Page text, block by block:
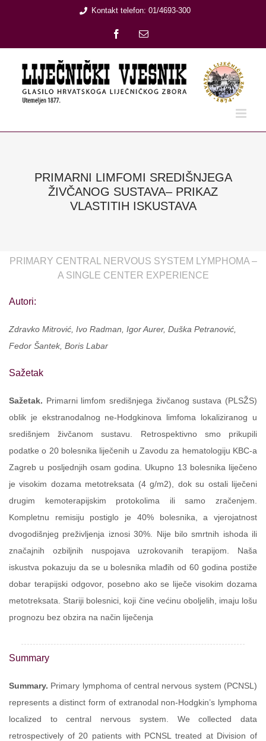
Kontakt telefon: 01/4693-300
FacebookEmail:
PRIMARNI LIMFOMI SREDIŠNJEGA
ŽIVČANOG SUSTAVA– PRIKAZ
VLASTITIH ISKUSTAVA
PRIMARY CENTRAL NERVOUS SYSTEM LYMPHOMA –
A SINGLE CENTER EXPERIENCE
Autori:
Zdravko Mitrović, Ivo Radman, Igor Aurer, Duška Petranović,
Fedor Šantek, Boris Labar
Sažetak
Sažetak. Primarni limfom središnjega živčanog sustava (PLSŽS)
oblik je ekstranodalnog ne-Hodgkinova limfoma lokaliziranog u
središnjem živčanom sustavu. Retrospektivno smo prikupili
podatke o 20 bolesnika liječenih u Zavodu za hematologiju KBC-a
Zagreb u posljednjih osam godina. Ukupno 13 bolesnika liječeno
je visokim dozama metotreksata (4 g/m2), dok su ostali liječeni
drugim kemoterapijskim protokolima ili samo zračenjem.
Kompletnu remisiju postiglo je 40% bolesnika, a vjerojatnost
dvogodišnjeg preživljenja iznosi 30%. Nije bilo smrtnih ishoda ili
značajnih ozbiljnih nuspojava uzrokovanih terapijom. Naša
iskustva pokazuju da se u bolesnika mlađih od 60 godina postiže
dobar terapijski odgovor, posebno ako se liječe visokim dozama
metotreksata. Stariji bolesnici, koji čine većinu oboljelih, imaju lošu
prognozu bez obzira na način liječenja
Summary
Summary. Primary lymphoma of central nervous system (PCNSL)
represents a distinct form of extranodal non-Hodgkin’s lymphoma
localized to central nervous system. We collected data
retrospectively of 20 patients with PCNSL treated at Division of